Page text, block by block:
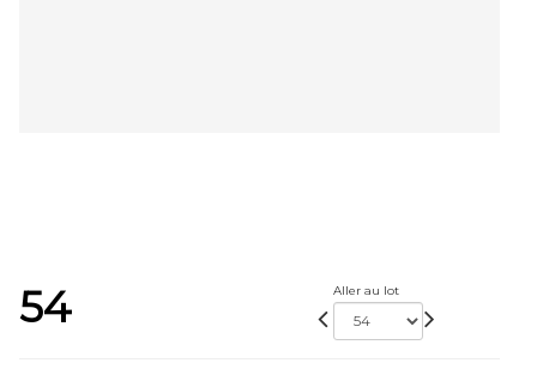
54 Aller au lot